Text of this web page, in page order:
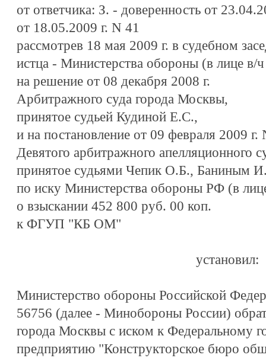
от ответчика: З. - доверенность от
от 18.05.2009 г. N 41
рассмотрев 18 мая 2009 г. в судебном
истца - Министерства обороны (в лице в/
на решение от 08 декабря 2008 г.
Арбитражного суда города Москвы,
принятое судьей Кудиной Е.С.,
и на постановление от 09 февраля 2009
Девятого арбитражного апелляционного
принятое судьями Чепик О.Б., Баниным
по иску Министерства обороны РФ (в
о взыскании 452 800 руб. 00 коп.
к ФГУП "КБ ОМ"
установил:
Министерство обороны Российской
56756 (далее - Минобороны России)
города Москвы с иском к Федеральному
предприятию "Конструкторское бюро